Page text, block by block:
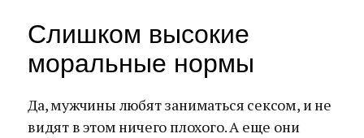
Слишком высокие
моральные нормы
Да, мужчины любят заниматься сексом, и не
видят в этом ничего плохого. А еще они